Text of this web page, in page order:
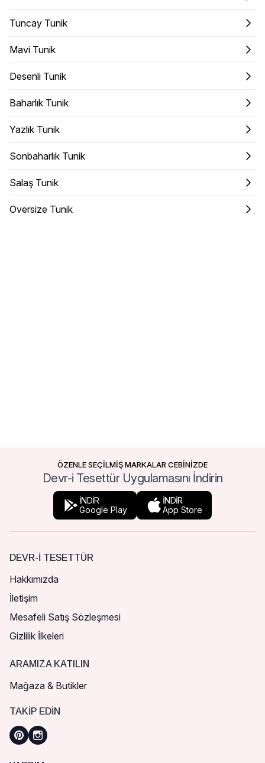
Tuncay Tunik
Mavi Tunik
Desenli Tunik
Baharlık Tunik
Yazlık Tunik
Sonbaharlık Tunik
Salaş Tunik
Oversize Tunik
ÖZENLE SEÇİLMİŞ MARKALAR CEBİNİZDE
Devr-i Tesettür Uygulamasını İndirin
İNDİR
Google Play
İNDİR
App Store
DEVR-I TESETTÜR
Hakkımızda
İletişim
Mesafeli Satış Sözleşmesi
Gizlilik İlkeleri
ARAMIZA KATILIN
Mağaza & Butikler
TAKIP EDIN